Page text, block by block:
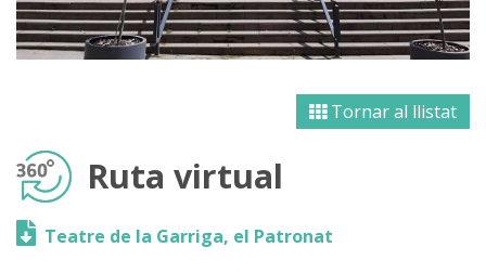
Tornar al llistat
Ruta virtual
Teatre de la Garriga, el Patronat